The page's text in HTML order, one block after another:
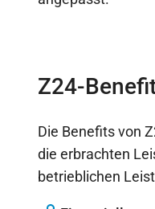
Z24-
Die Benefits von
die erbrachten
betrieblichen